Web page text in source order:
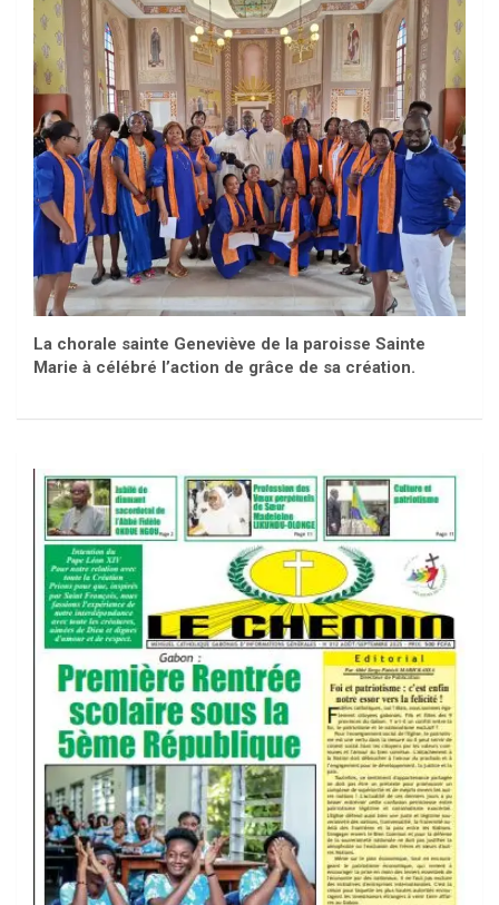
La chorale sainte Geneviève de la paroisse Sainte
Marie à célébré l’action de grâce de sa création.